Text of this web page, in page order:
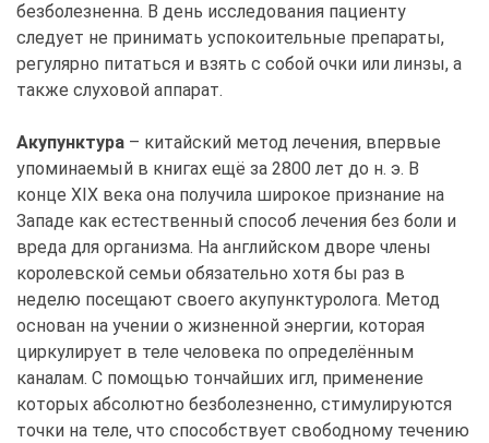
безболезненна. В день исследования пациенту
следует не принимать успокоительные препараты,
регулярно питаться и взять с собой очки или линзы, а
также слуховой аппарат.
Акупунктура – китайский метод лечения, впервые
упоминаемый в книгах ещё за 2800 лет до н. э. В
конце XIX века она получила широкое признание на
Западе как естественный способ лечения без боли и
вреда для организма. На английском дворе члены
королевской семьи обязательно хотя бы раз в
неделю посещают своего акупунктуролога. Метод
основан на учении о жизненной энергии, которая
циркулирует в теле человека по определённым
каналам. С помощью тончайших игл, применение
которых абсолютно безболезненно, стимулируются
точки на теле, что способствует свободному течению